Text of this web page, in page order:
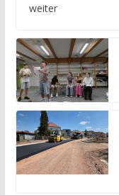
weiter